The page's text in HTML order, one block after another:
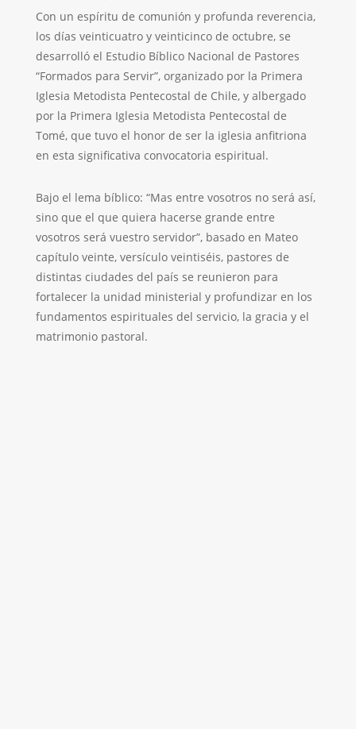
Con un espíritu de comunión y profunda reverencia,
los días veinticuatro y veinticinco de octubre, se
desarrolló el Estudio Bíblico Nacional de Pastores
“Formados para Servir”, organizado por la Primera
Iglesia Metodista Pentecostal de Chile, y albergado
por la Primera Iglesia Metodista Pentecostal de
Tomé, que tuvo el honor de ser la iglesia anfitriona
en esta significativa convocatoria espiritual.
Bajo el lema bíblico: “Mas entre vosotros no será así,
sino que el que quiera hacerse grande entre
vosotros será vuestro servidor”, basado en Mateo
capítulo veinte, versículo veintiséis, pastores de
distintas ciudades del país se reunieron para
fortalecer la unidad ministerial y profundizar en los
fundamentos espirituales del servicio, la gracia y el
matrimonio pastoral.